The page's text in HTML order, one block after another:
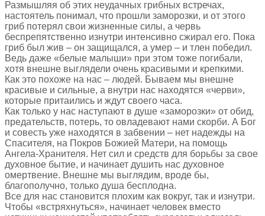
Размышляя об этих неудачных грибных встречах,
настоятель понимал, что прошли заморозки, и от этого
гриб потерял свои жизненные силы, а червь
беспрепятственно изнутри интенсивно сжирал его. Пока
гриб был жив – он защищался, а умер – и тлен победил.
Ведь даже «белые малыши» при этом тоже погибали,
хотя внешне выглядели очень красивыми и крепкими.
Как это похоже на нас – людей. Бываем мы внешне
красивые и сильные, а внутри нас находятся «черви»,
которые притаились и ждут своего часа.
Как только у нас наступают в душе «заморозки» от обид,
предательств, потерь, то овладевают нами скорби. А Бог
и совесть уже находятся в забвении – нет надежды на
Спасителя, на Покров Божией Матери, на помощь
Ангела-Хранителя. Нет сил и средств для борьбы за свое
духовное бытие, и начинает душить нас духовное
омертвение. Внешне мы выглядим, вроде бы,
благополучно, только душа бесплодна.
Все для нас становится плохим как вокруг, так и изнутри.
Чтобы «встряхнуться», начинает человек вместо